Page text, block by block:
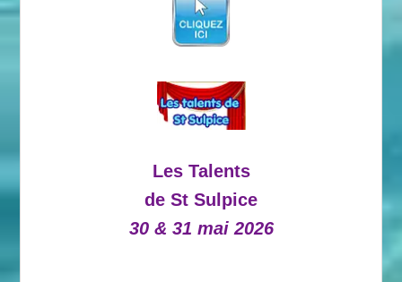
Les Talents
de St Sulpice
30 & 31 mai 2026